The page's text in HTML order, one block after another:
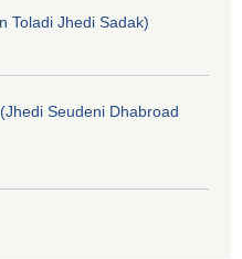
Toladi Jhedi Sadak)
Seudeni Dhabroad